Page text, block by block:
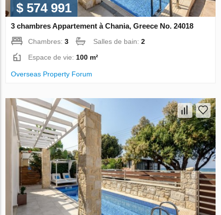
$ 574 991
3 chambres Appartement à Chania, Greece No. 24018
Chambres:3 Salles de bain:2
Espace de vie: 100 m²
Overseas Property Forum